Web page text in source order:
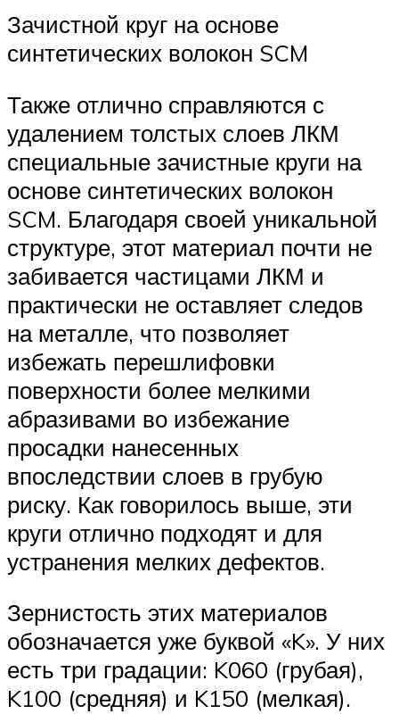
Зачистной круг на основе
синтетических волокон SCM
Также отлично справляются с
удалением толстых слоев ЛКМ
специальные зачистные круги на
основе синтетических волокон
SCM. Благодаря своей уникальной
структуре, этот материал почти не
забивается частицами ЛКМ и
практически не оставляет следов
на металле, что позволяет
избежать перешлифовки
поверхности более мелкими
абразивами во избежание
просадки нанесенных
впоследствии слоев в грубую
риску. Как говорилось выше, эти
круги отлично подходят и для
устранения мелких дефектов.
Зернистость этих материалов
обозначается уже буквой «K». У них
есть три градации: K060 (грубая),
K100 (средняя) и K150 (мелкая).